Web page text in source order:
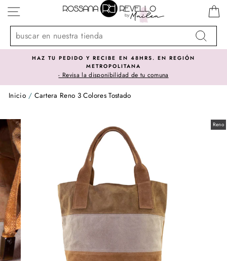
directamente
contenido
NAVEGACIÓN
Buscar
HAZ TU PEDIDO Y RECIBE EN 48HRS. EN REGIÓN
METROPOLITANA
- Revisa la disponibilidad de tu comuna
Inicio / Cartera Reno 3 Colores Tostado
Reno